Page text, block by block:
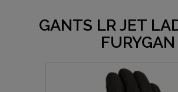
GANTS LR JET
FURYGAN